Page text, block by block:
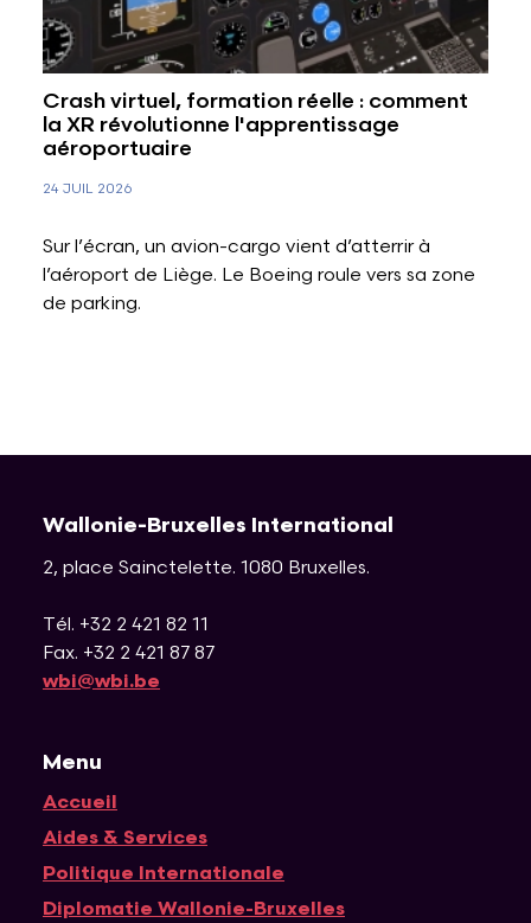
Crash virtuel, formation réelle : comment
la XR révolutionne l'apprentissage
aéroportuaire
24 JUIL 2026
Sur l’écran, un avion-cargo vient d’atterrir à
l’aéroport de Liège. Le Boeing roule vers sa zone
de parking.
Wallonie-Bruxelles International
2, place Sainctelette. 1080 Bruxelles.
Tél. +32 2 421 82 11
Fax. +32 2 421 87 87
wbi@wbi.be
Menu
Accueil
Navigation principale
Aides & Services
Politique Internationale
Diplomatie Wallonie-Bruxelles